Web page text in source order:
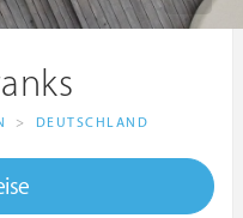
> DEUTSCHLAND